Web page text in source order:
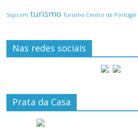
Sopcom turismo Turismo Centro de Portugal
Nas redes sociais
Prata da Casa